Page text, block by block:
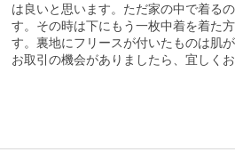
は良いと思います。ただ家の中で着る
す。その時は下にもう一枚中着を着た
す。裏地にフリースが付いたものは肌
お取引の機会がありましたら、宜しくお